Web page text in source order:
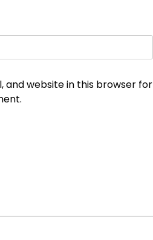
and website in this browser for